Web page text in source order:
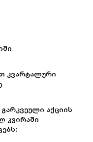
კვარტალური
აქციის
კვირაში